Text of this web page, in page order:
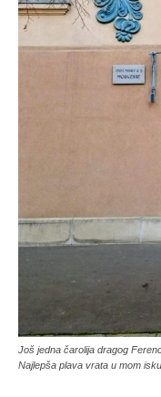
Još jedna čarolija dragog
Najlepša plava vrata u mom